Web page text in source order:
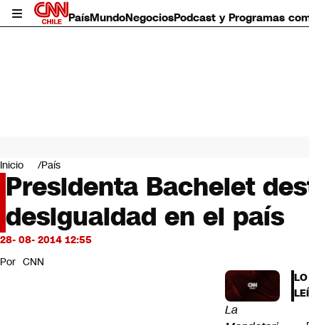
PaísMundoNegociosPodcast y Programas
Mundo
Negocios
Deportes
Programas completos
Cultura
Servicios
Bits
CNN Data
Inicio País
Presidenta Bachelet
desigualdad en el país
28- 08- 2014 12:55
Por CNN
La